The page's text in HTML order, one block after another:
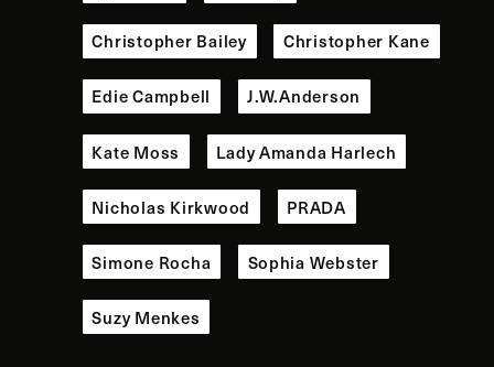
Christopher Bailey Christopher Kane
Edie Campbell J.W.Anderson
Kate Moss Lady Amanda Harlech
Nicholas Kirkwood PRADA
Simone Rocha Sophia Webster
Suzy Menkes